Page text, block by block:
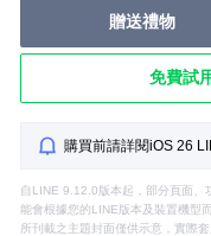
贈送禮物
免費試
購買前請詳閱iOS 26
自LINE 9.12.0版本起，部分頁面、
能會根據您的LINE版本及裝置機型
所刊載之主題封面僅供示意，實際